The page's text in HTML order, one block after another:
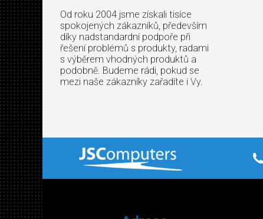
Od roku 2004 jsme získali tisíce
spokojených zákazníků, především
díky nadstandardní podpoře při
řešení problémů s produkty, radami
s výběrem vhodných produktů a
podobně. Budeme rádi, pokud se
mezi naše zákazníky zařadíte i Vy.